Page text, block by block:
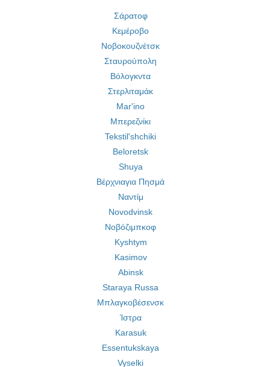
Σάρατοφ
Κεμέροβο
Νοβοκουζνέτσκ
Σταυρούπολη
Βόλογκντα
Στερλιταμάκ
Mar'ino
Μπερεζνίκι
Tekstil'shchiki
Beloretsk
Shuya
Βέρχνιαγια Πησμά
Ναντίμ
Novodvinsk
Νοβόζιμπκοφ
Kyshtym
Kasimov
Abinsk
Staraya Russa
Μπλαγκοβέσενσκ
Ίστρα
Karasuk
Essentukskaya
Vyselki